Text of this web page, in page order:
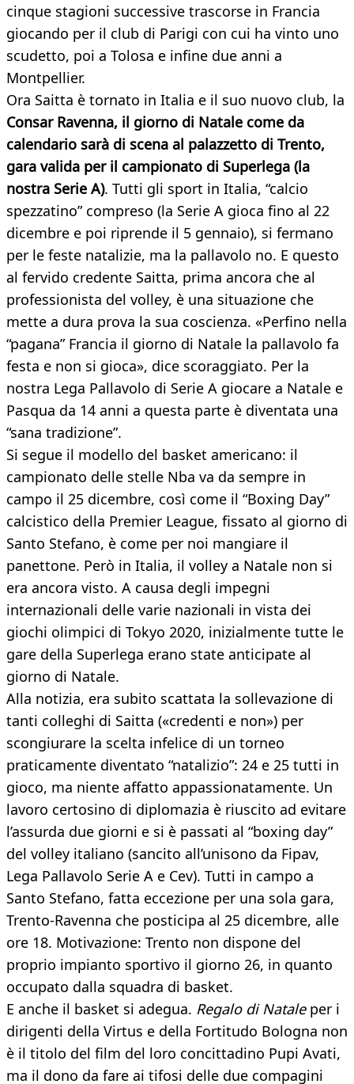
cinque stagioni successive trascorse in Francia
giocando per il club di Parigi con cui ha vinto uno
scudetto, poi a Tolosa e infine due anni a
Montpellier.
Ora Saitta è tornato in Italia e il suo nuovo club, la
Consar Ravenna, il giorno di Natale come da
calendario sarà di scena al palazzetto di Trento,
gara valida per il campionato di Superlega (la
nostra Serie A). Tutti gli sport in Italia, “calcio
spezzatino” compreso (la Serie A gioca fino al 22
dicembre e poi riprende il 5 gennaio), si fermano
per le feste natalizie, ma la pallavolo no. E questo
al fervido credente Saitta, prima ancora che al
professionista del volley, è una situazione che
mette a dura prova la sua coscienza. «Perfino nella
“pagana” Francia il giorno di Natale la pallavolo fa
festa e non si gioca», dice scoraggiato. Per la
nostra Lega Pallavolo di Serie A giocare a Natale e
Pasqua da 14 anni a questa parte è diventata una
“sana tradizione”.
Si segue il modello del basket americano: il
campionato delle stelle Nba va da sempre in
campo il 25 dicembre, così come il “Boxing Day”
calcistico della Premier League, fissato al giorno di
Santo Stefano, è come per noi mangiare il
panettone. Però in Italia, il volley a Natale non si
era ancora visto. A causa degli impegni
internazionali delle varie nazionali in vista dei
giochi olimpici di Tokyo 2020, inizialmente tutte le
gare della Superlega erano state anticipate al
giorno di Natale.
Alla notizia, era subito scattata la sollevazione di
tanti colleghi di Saitta («credenti e non») per
scongiurare la scelta infelice di un torneo
praticamente diventato “natalizio”: 24 e 25 tutti in
gioco, ma niente affatto appassionatamente. Un
lavoro certosino di diplomazia è riuscito ad evitare
l’assurda due giorni e si è passati al “boxing day”
del volley italiano (sancito all’unisono da Fipav,
Lega Pallavolo Serie A e Cev). Tutti in campo a
Santo Stefano, fatta eccezione per una sola gara,
Trento-Ravenna che posticipa al 25 dicembre, alle
ore 18. Motivazione: Trento non dispone del
proprio impianto sportivo il giorno 26, in quanto
occupato dalla squadra di basket.
E anche il basket si adegua. Regalo di Nataleper i
dirigenti della Virtus e della Fortitudo Bologna non
è il titolo del film del loro concittadino Pupi Avati,
ma il dono da fare ai tifosi delle due compagini